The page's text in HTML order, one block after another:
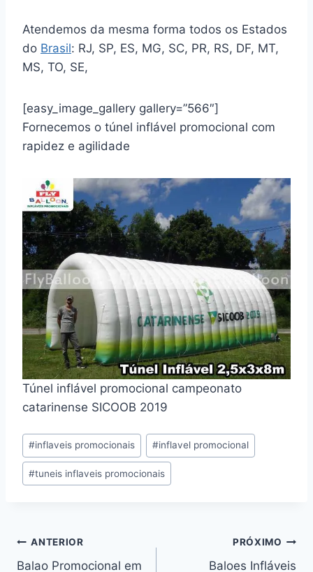
Atendemos da mesma forma todos os Estados
do Brasil: RJ, SP, ES, MG, SC, PR, RS, DF, MT,
MS, TO, SE,
[easy_image_gallery gallery=”566″]
Fornecemos o túnel inflável promocional com
rapidez e agilidade
Túnel inflável promocional campeonato
catarinense SICOOB 2019
Tags
do
Post:
#inflaveis promocionais #inflavel promocional
#tuneis inflaveis promocionais
Navegação
ANTERIOR
Balao Promocional em
PRÓXIMO
Baloes Infláveis